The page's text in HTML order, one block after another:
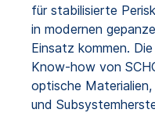
für stabilisierte
in modernen
Einsatz kommen.
Know-how von
optische
und